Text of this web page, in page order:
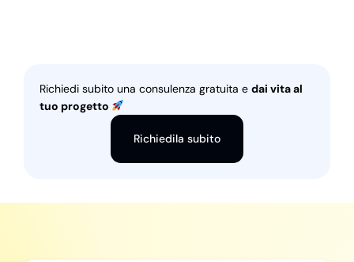
Richiedi subito una consulenza gratuita e dai vita al
tuo progetto
Richiedila subito